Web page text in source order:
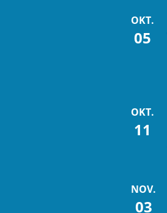
OKT.
05
OKT.
11
NOV.
03